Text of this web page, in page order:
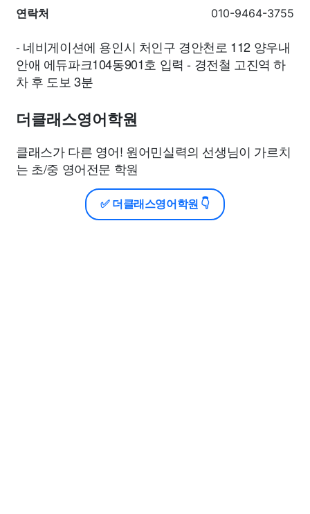
연락처 010-9464-3755
- 네비게이션에 용인시 처인구 경안천로 112 양우내
안애 에듀파크104동901호 입력 - 경전철 고진역 하
차 후 도보 3분
더클래스영어학원
클래스가 다른 영어! 원어민실력의 선생님이 가르치
는 초/중 영어전문 학원
✅ 더클래스영어학원 👇